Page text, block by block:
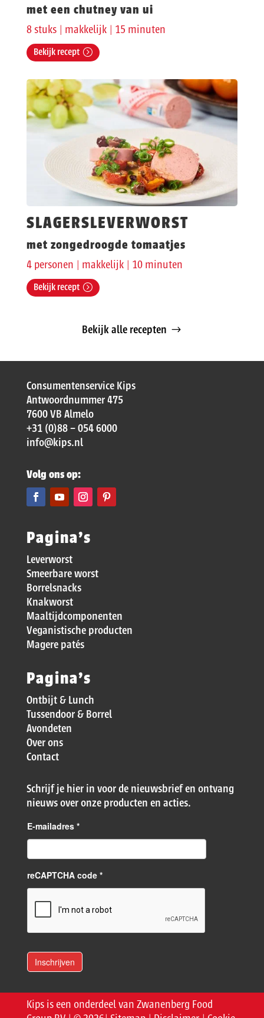
met een chutney van ui
8 stuks | makkelijk | 15 minuten
Bekijk recept
SLAGERSLEVERWORST
met zongedroogde tomaatjes
4 personen | makkelijk | 10 minuten
Bekijk recept
Bekijk alle recepten
Consumentenservice Kips
Antwoordnummer 475
7600 VB Almelo
+31 (0)88 – 054 6000
info@kips.nl
Volg ons op:
Pagina’s
Leverworst
Smeerbare worst
Borrelsnacks
Knakworst
Maaltijdcomponenten
Veganistische producten
Magere patés
Pagina’s
Ontbijt & Lunch
Tussendoor & Borrel
Avondeten
Over ons
Contact
Schrijf je hier in voor de nieuwsbrief en ontvang
nieuws over onze producten en acties.
E-mailadres *
reCAPTCHA code *
Kips is een onderdeel van Zwanenberg Food